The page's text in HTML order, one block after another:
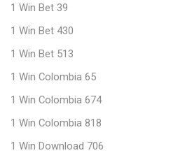
1 Win Bet 39
1 Win Bet 430
1 Win Bet 513
1 Win Colombia 65
1 Win Colombia 674
1 Win Colombia 818
1 Win Download 706